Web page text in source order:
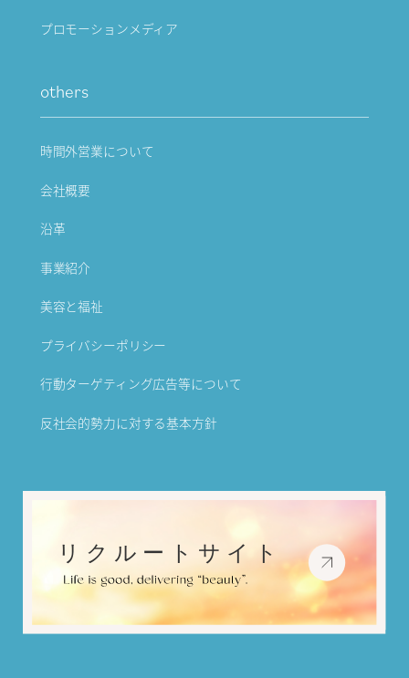
プロモーションメディア
others
時間外営業について
会社概要
沿革
事業紹介
美容と福祉
プライバシーポリシー
行動ターゲティング広告等について
反社会的勢力に対する基本方針